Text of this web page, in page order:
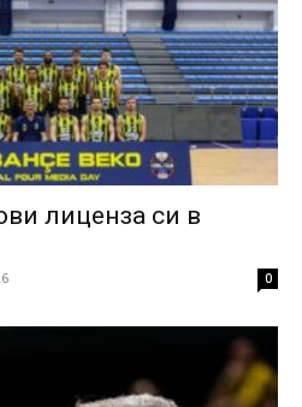
лиценза си в
0